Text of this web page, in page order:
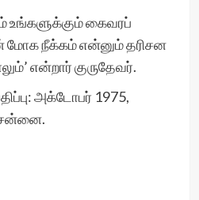
கைவரப்
மோக நீக்கம் என்னும் தரிசன
என்றார் குருதேவர்.
அக்டோபர் 1975,